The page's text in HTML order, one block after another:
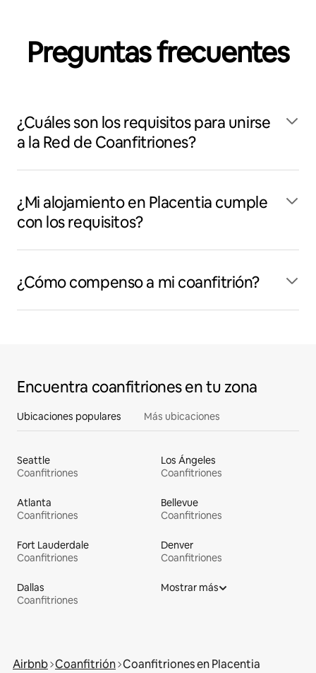
Preguntas frecuentes
¿Cuáles son los requisitos para unirse
a la Red de Coanfitriones?
¿Mi alojamiento en Placentia cumple
con los requisitos?
¿Cómo compenso a mi coanfitrión?
Encuentra coanfitriones en tu zona
Ubicaciones populares Más ubicaciones
Seattle
Coanfitriones
Los Ángeles
Coanfitriones
Atlanta
Coanfitriones
Bellevue
Coanfitriones
Fort Lauderdale
Coanfitriones
Denver
Coanfitriones
Dallas
Coanfitriones
Mostrar más
Airbnb Coanfitrión Coanfitriones en Placentia